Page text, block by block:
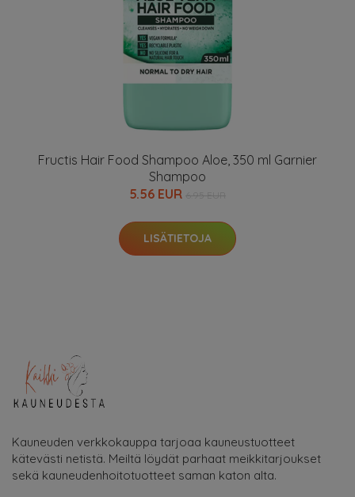
Fructis Hair Food Shampoo Aloe, 350 ml Garnier
Shampoo
5.56 EUR
LISÄTIETOJA
Kauneuden verkkokauppa tarjoaa kauneustuotteet
kätevästi netistä. Meiltä löydät parhaat meikkitarjoukset
sekä kauneudenhoitotuotteet saman katon alta.